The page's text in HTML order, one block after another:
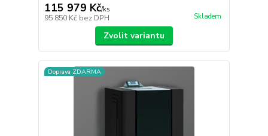
115 979 Kč/ks
95 850 Kč bez DPH Skladem
Zvolit variantu
Doprava ZDARMA